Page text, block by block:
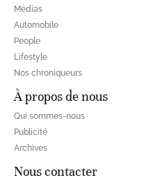
Médias
Automobile
People
Lifestyle
Nos chroniqueurs
À propos de nous
Qui sommes-nous
Publicité
Archives
Nous contacter